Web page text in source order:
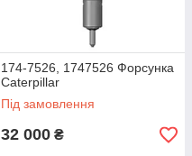
174-7526, 1747526 Форсунка
Caterpillar
Під замовлення
32 000 ₴